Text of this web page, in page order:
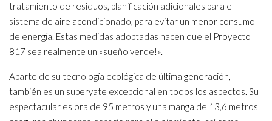
tratamiento de residuos, planificación adicionales para el
sistema de aire acondicionado, para evitar un menor consumo
de energía. Estas medidas adoptadas hacen que el Proyecto
817 sea realmente un «sueño verde!».
Aparte de su tecnología ecológica de última generación,
también es un superyate excepcional en todos los aspectos. Su
espectacular eslora de 95 metros y una manga de 13,6 metros